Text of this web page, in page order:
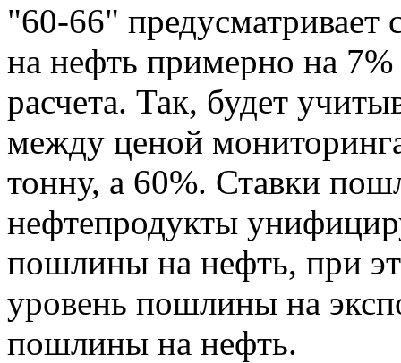
"60-66"
на нефть примерно на
расчета. Так, будет
между ценой
тонну, а 60%. Ставки
нефтепродукты
пошлины на нефть, при
уровень пошлины на
пошлины на нефть.